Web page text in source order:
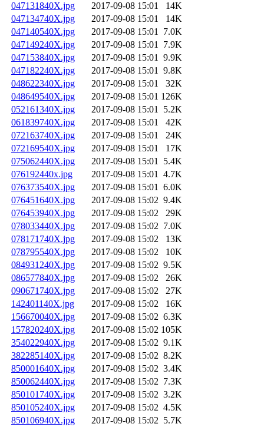
047131840X.jpg
2017-09-08 15:01
14K
047134740X.jpg
2017-09-08 15:01
14K
047140540X.jpg
2017-09-08 15:01 7.0K
047149240X.jpg
2017-09-08 15:01 7.9K
047153840X.jpg
2017-09-08 15:01 9.9K
047182240X.jpg
2017-09-08 15:01 9.8K
048622340X.jpg
2017-09-08 15:01
32K
048649540X.jpg
2017-09-08 15:01 126K
052161340X.jpg
2017-09-08 15:01 5.2K
061839740X.jpg
2017-09-08 15:01
42K
072163740X.jpg
2017-09-08 15:01
24K
072169540X.jpg
2017-09-08 15:01
17K
075062440X.jpg
2017-09-08 15:01 5.4K
076192440x.jpg
2017-09-08 15:01 4.7K
076373540X.jpg
2017-09-08 15:01 6.0K
076451640X.jpg
2017-09-08 15:02 9.4K
076453940X.jpg
2017-09-08 15:02
29K
078033440X.jpg
2017-09-08 15:02 7.0K
078171740X.jpg
2017-09-08 15:02
13K
078795540X.jpg
2017-09-08 15:02
10K
084931240X.jpg
2017-09-08 15:02 9.5K
086577840X.jpg
2017-09-08 15:02
26K
090671740X.jpg
2017-09-08 15:02
27K
142401140X.jpg
2017-09-08 15:02
16K
156670040X.jpg
2017-09-08 15:02 6.3K
157820240X.jpg
2017-09-08 15:02 105K
354022940X.jpg
2017-09-08 15:02 9.1K
382285140X.jpg
2017-09-08 15:02 8.2K
850001640X.jpg
2017-09-08 15:02 3.4K
850062440X.jpg
2017-09-08 15:02 7.3K
850101740X.jpg
2017-09-08 15:02 3.2K
850105240X.jpg
2017-09-08 15:02 4.5K
850106940X.jpg
2017-09-08 15:02 5.7K